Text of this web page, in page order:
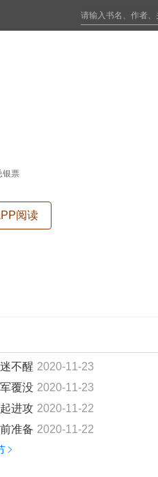
银票
阅读
不醒 2020-11-23
覆没 2020-11-23
进攻 2020-11-22
准备 2020-11-22